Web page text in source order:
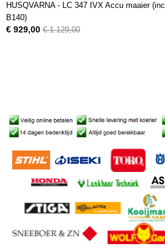
HUSQVARNA - LC 347 IVX Accu maaier
B140)
€ 929,00 € 1.129,00